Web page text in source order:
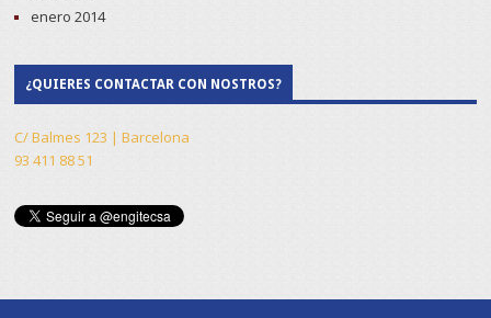
enero 2014
¿QUIERES CONTACTAR CON NOSTROS?
C/ Balmes 123 | Barcelona
93 411 88 51